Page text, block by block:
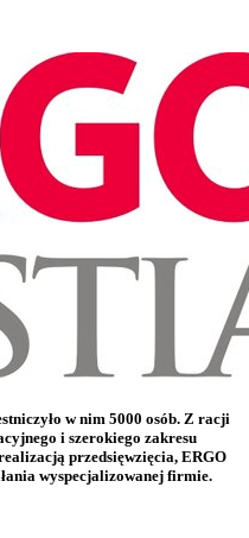
w nim 5000 osób. Z racji
i szerokiego zakresu
przedsięwzięcia, ERGO
wyspecjalizowanej firmie.